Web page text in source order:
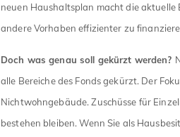
neuen Haushaltsplan macht die
andere Vorhaben effizienter zu
Doch was genau soll gekürzt werden?
alle Bereiche des Fonds gekürzt. Der
Nichtwohngebäude. Zuschüsse für
bestehen bleiben. Wenn Sie als